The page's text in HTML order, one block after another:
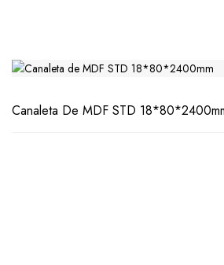
Canaleta De MDF STD